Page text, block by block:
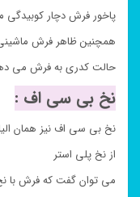
پاخور فرش دچار
همچنین ظاهر فرش
حالت کدری به فرش می
نخ بی سی اف :
نخ بی سی اف نیز همان
از نخ پلی استر
می توان گفت که فرش با